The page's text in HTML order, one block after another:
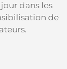
dans les
de